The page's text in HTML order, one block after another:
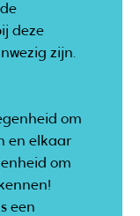
deze
zijn.
om
en elkaar
om
een